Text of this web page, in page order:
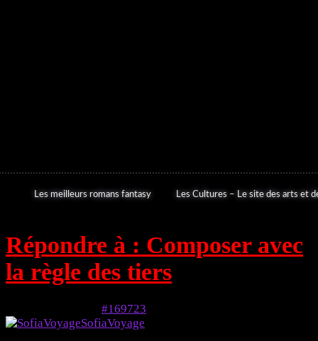
Les meilleurs romans fantasy Les Cultures – Le site des arts et
Répondre à : Composer avec
la règle des tiers
#169723
SofiaVoyage